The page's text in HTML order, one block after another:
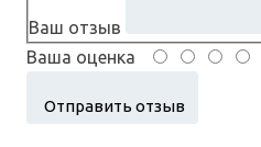
Ваш отзыв
Ваша оценка